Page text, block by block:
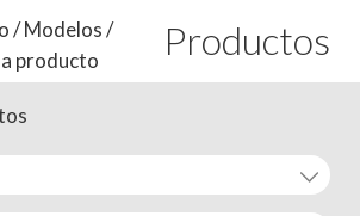
/Modelos/
producto Productos